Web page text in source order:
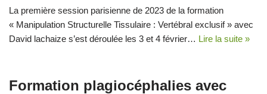
La première session parisienne de 2023 de la formation
« Manipulation Structurelle Tissulaire : Vertébral exclusif » avec
David lachaize s’est déroulée les 3 et 4 février… Lire la suite »
Formation plagiocéphalies avec